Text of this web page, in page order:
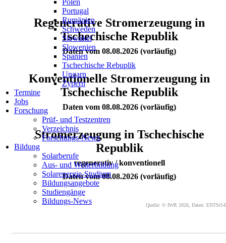
Polen
Portugal
Rumänien
Schweden
Slowakei
Slowenien
Spanien
Tschechische Rebuplik
Ungarn
Zypern
Termine
Jobs
Forschung
Prüf- und Testzentren
Verzeichnis
Forschungs-News
Bildung
Solarberufe
Aus- und Weiterbildung
Solarenergie-Studium
Bildungsangebote
Studiengänge
Bildungs-News
Regenerative Stromerzeugung in
Tschechische Republik
Daten vom 08.08.2026 (vorläufig)
Konventionelle Stromerzeugung in
Tschechische Republik
Daten vom 08.08.2026 (vorläufig)
Stromerzeugung in Tschechische
Republik
regenerativ / konventionell
Daten vom 08.08.2026 (vorläufig)
Quelle: © IWR 2026, Daten: ENTSO-